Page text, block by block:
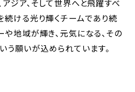
アジア、そして世界へと飛躍すべ
続ける光り輝くチームであり続
や地域が輝き、元気になる、その
う願いが込められています。